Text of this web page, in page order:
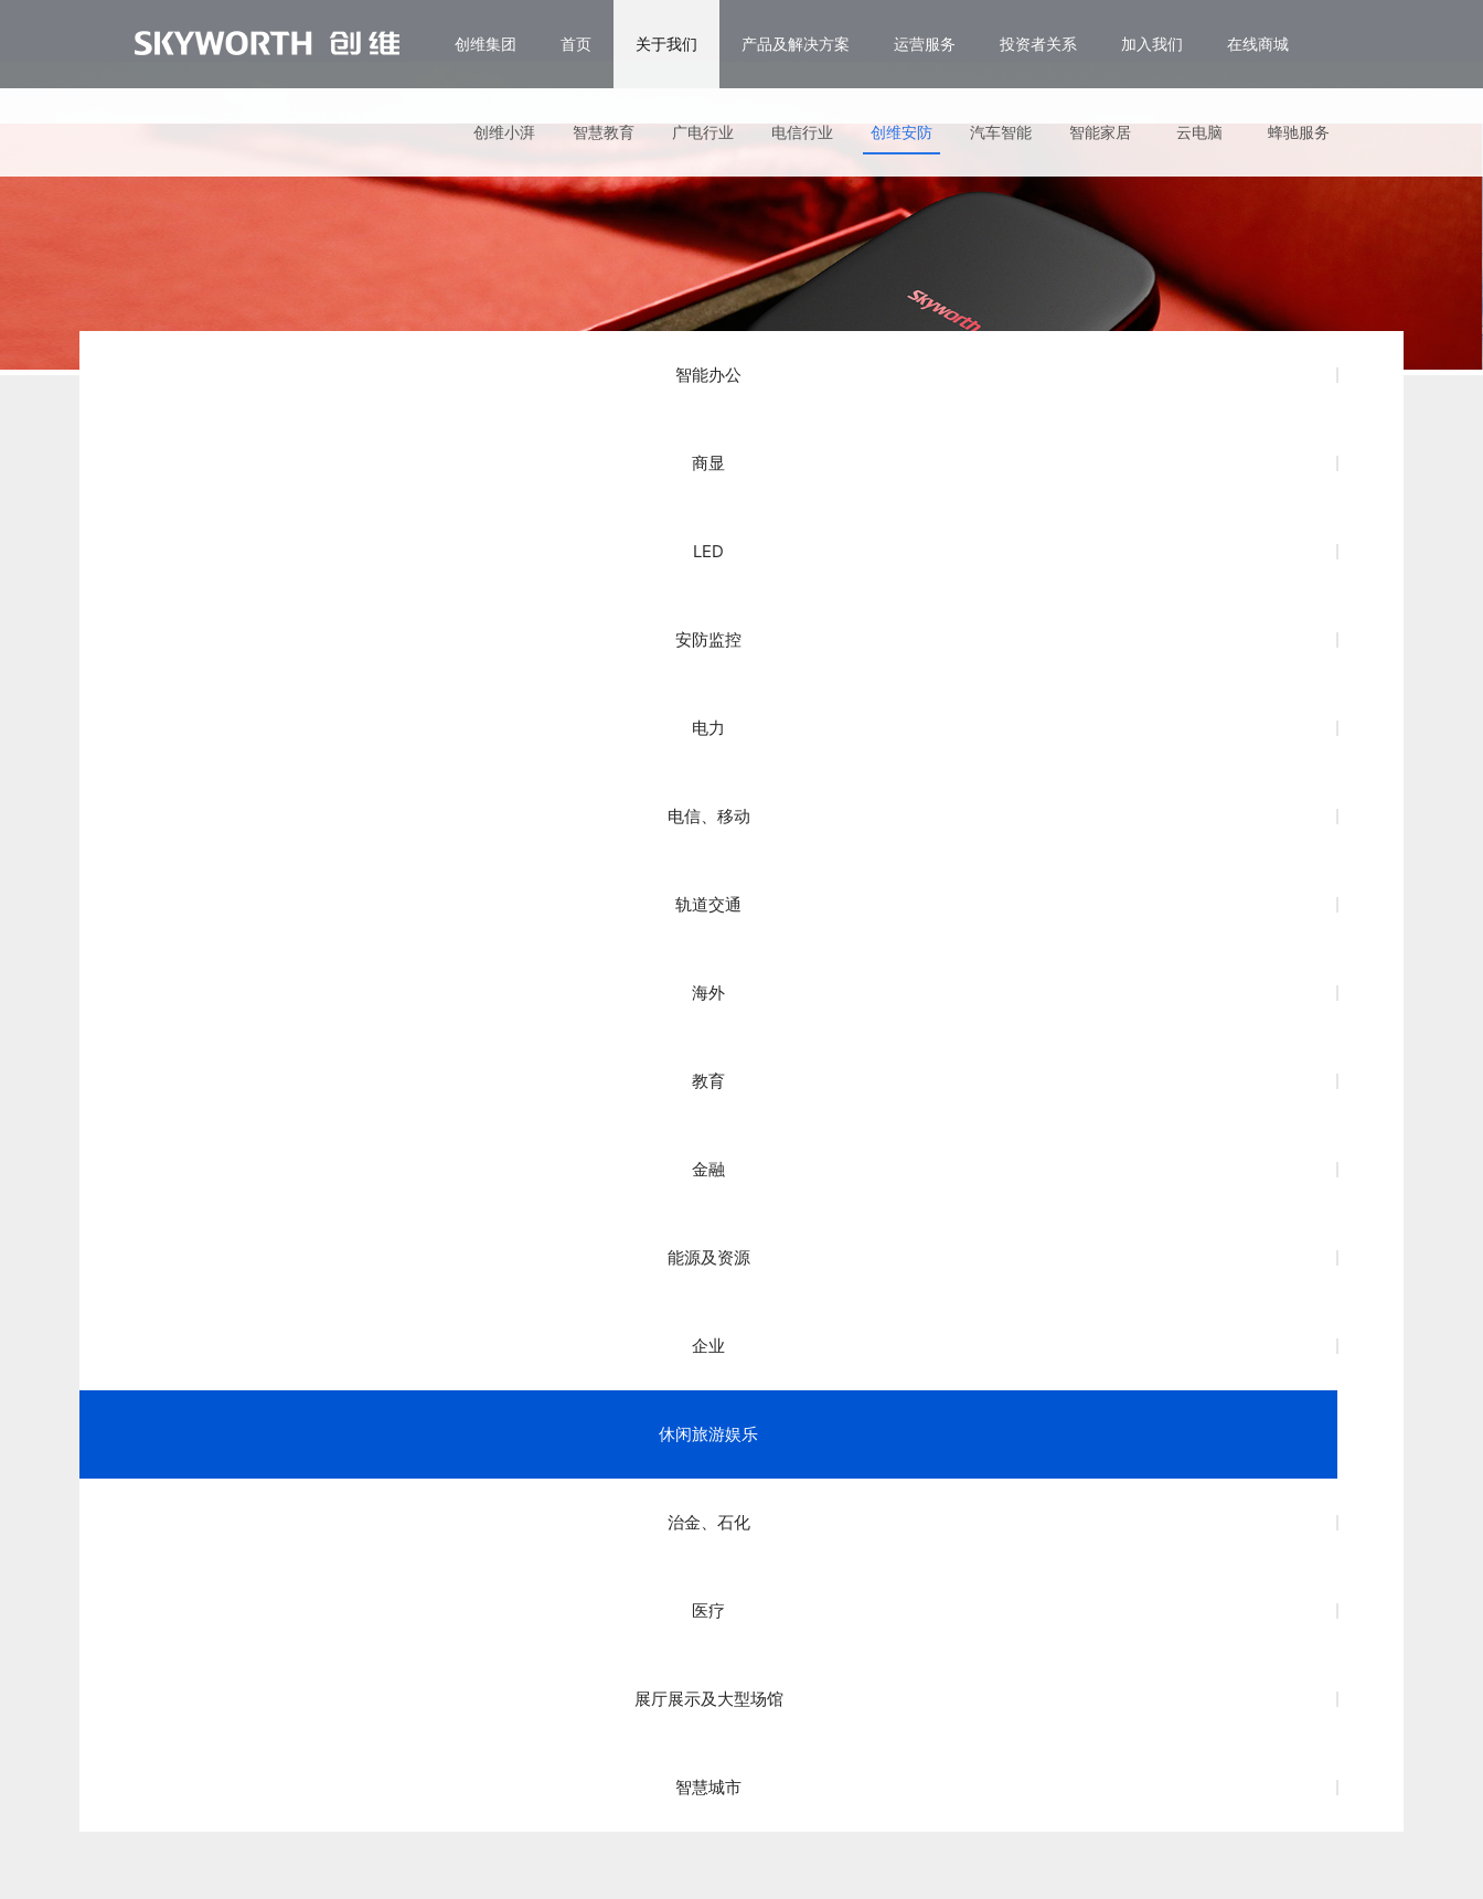
创维集团 首页 关于我们 产品及解决方案 运营服务 投资者关系 加入我们 在线商城
创维小湃 智慧教育 广电行业 电信行业 创维安防 汽车智能 智能家居 云电脑 蜂驰服务
智能办公
商显
LED
安防监控
电力
电信、移动
轨道交通
海外
教育
金融
能源及资源
企业
休闲旅游娱乐
治金、石化
医疗
展厅展示及大型场馆
智慧城市